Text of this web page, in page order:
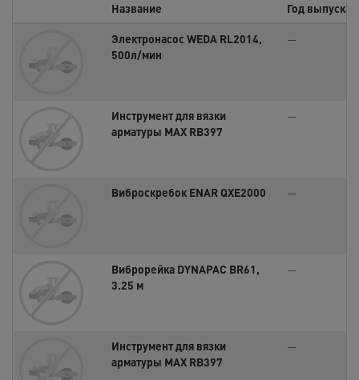
Название Год выпуска
Электронасос WEDA RL2014,
500л/мин
—
Инструмент для вязки
арматуры MAX RB397
—
Виброскребок ENAR QXE2000 —
Виброрейка DYNAPAC BR61,
3.25 м
—
Инструмент для вязки
арматуры MAX RB397
—